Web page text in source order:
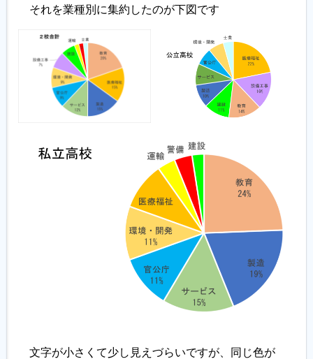
それを業種別に集約したのが下図です
文字が小さくて少し見えづらいですが、同じ色が